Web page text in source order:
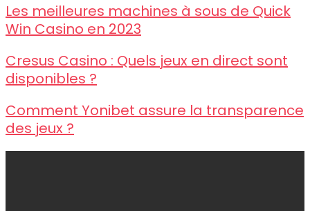
Les meilleures machines à sous de Quick
Win Casino en 2023
Cresus Casino : Quels jeux en direct sont
disponibles ?
Comment Yonibet assure la transparence
des jeux ?